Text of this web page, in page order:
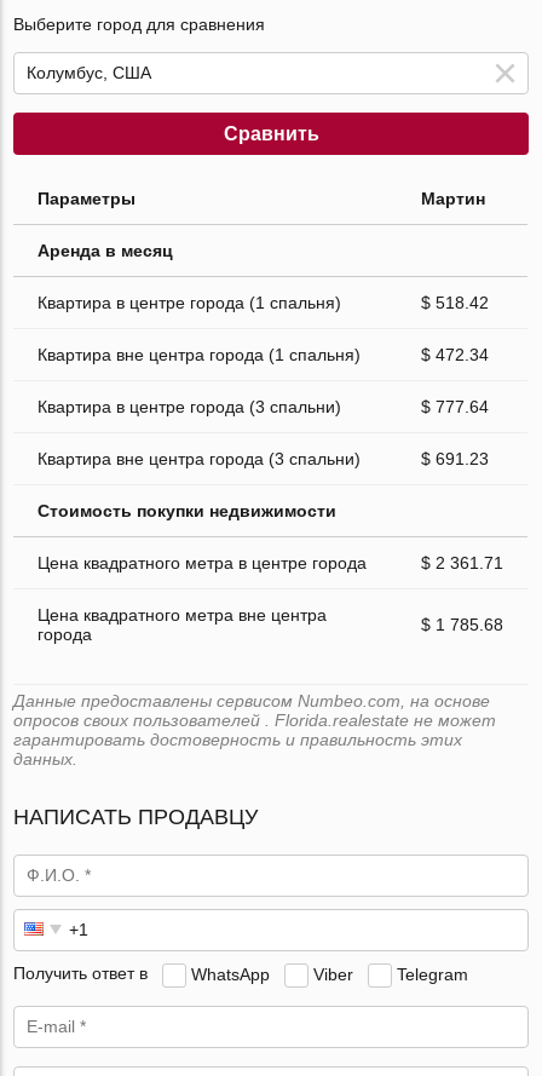
Выберите город для сравнения
Сравнить
Параметры Мартин
Аренда в месяц
Квартира в центре города (1 спальня) $ 518.42
Квартира вне центра города (1 спальня) $ 472.34
Квартира в центре города (3 спальни) $ 777.64
Квартира вне центра города (3 спальни) $ 691.23
Стоимость покупки недвижимости
Цена квадратного метра в центре города $ 2 361.71
Цена квадратного метра вне центра
города
$ 1 785.68
Данные предоставлены сервисом Numbeo.com, на основе
опросов своих пользователей . Florida.realestate не может
гарантировать достоверность и правильность этих
данных.
НАПИСАТЬ ПРОДАВЦУ
Получить ответ в WhatsApp Viber Telegram